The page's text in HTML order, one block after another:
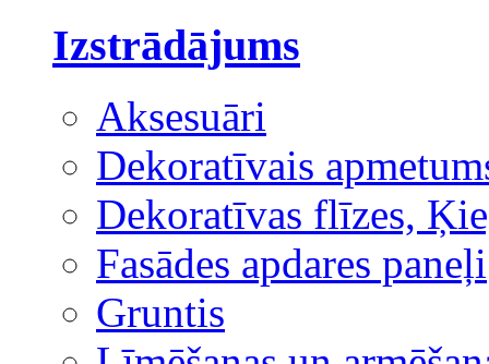
Izstrādājums
Aksesuāri
Dekoratīvais
Dekoratīvas flīzes,
Fasādes apdares paneļi
Gruntis